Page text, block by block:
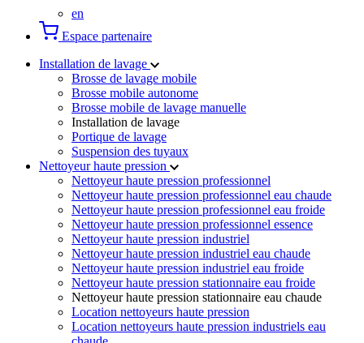
en
Espace partenaire
Installation de lavage
Brosse de lavage mobile
Brosse mobile autonome
Brosse mobile de lavage manuelle
Installation de lavage
Portique de lavage
Suspension des tuyaux
Nettoyeur haute pression
Nettoyeur haute pression professionnel
Nettoyeur haute pression professionnel eau chaude
Nettoyeur haute pression professionnel eau froide
Nettoyeur haute pression professionnel essence
Nettoyeur haute pression industriel
Nettoyeur haute pression industriel eau chaude
Nettoyeur haute pression industriel eau froide
Nettoyeur haute pression stationnaire eau froide
Nettoyeur haute pression stationnaire eau chaude
Location nettoyeurs haute pression
Location nettoyeurs haute pression industriels eau